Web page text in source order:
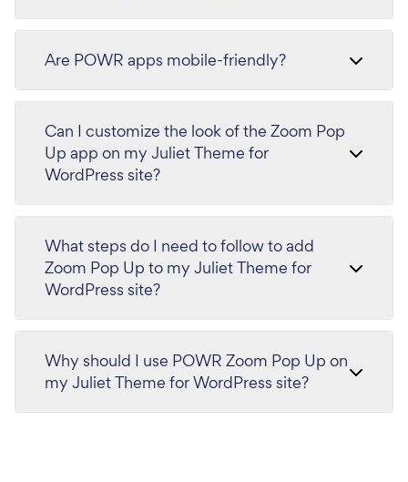
Are POWR apps mobile-friendly?
Can I customize the look of the Zoom Pop
Up app on my Juliet Theme for
WordPress site?
What steps do I need to follow to add
Zoom Pop Up to my Juliet Theme for
WordPress site?
Why should I use POWR Zoom Pop Up on
my Juliet Theme for WordPress site?